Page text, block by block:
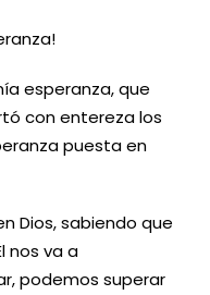
esperanza, que
con entereza los
puesta en
Dios, sabiendo que
nos va a
podemos superar